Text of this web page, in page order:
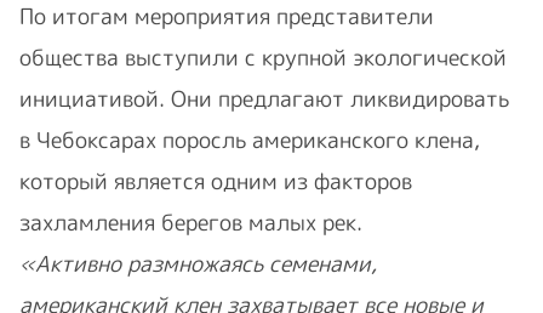
По итогам мероприятия представители
общества выступили с крупной экологической
инициативой. Они предлагают ликвидировать
в Чебоксарах поросль американского клена,
который является одним из факторов
захламления берегов малых рек.
«Активно размножаясь семенами,
американский клен захватывает все новые и